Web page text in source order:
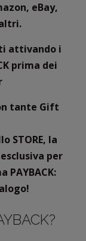
eBay,
attivando i
prima dei
tante Gift
STORE, la
per